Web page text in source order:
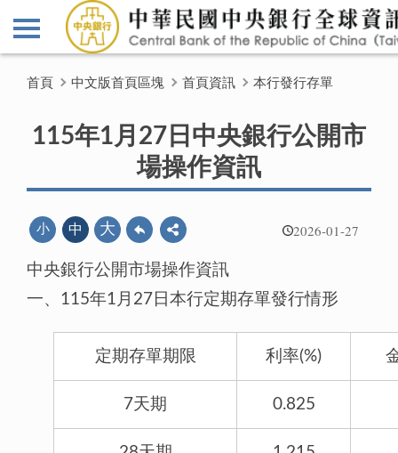
首頁 中文版首頁區塊 首頁資訊 本行發行存單
115年1月27日中央銀行公開市
場操作資訊
2026-01-27
小 中 大
中央銀行公開市場操作資訊
一、115年1月27日本行定期存單發行情形
定期存單期限 利率(%)
7天期 0.825